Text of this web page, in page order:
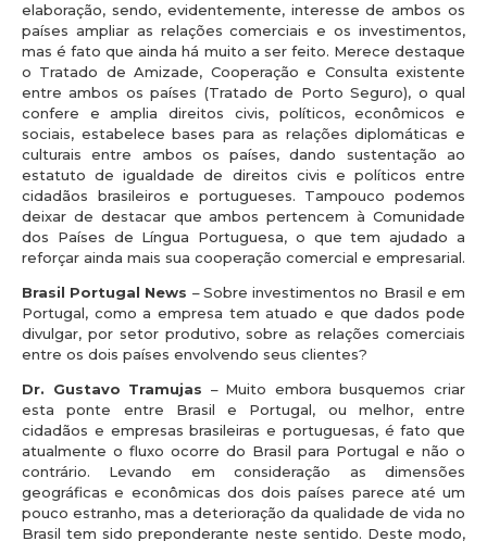
elaboração, sendo, evidentemente, interesse de ambos os
países ampliar as relações comerciais e os investimentos,
mas é fato que ainda há muito a ser feito. Merece destaque
o Tratado de Amizade, Cooperação e Consulta existente
entre ambos os países (Tratado de Porto Seguro), o qual
confere e amplia direitos civis, políticos, econômicos e
sociais, estabelece bases para as relações diplomáticas e
culturais entre ambos os países, dando sustentação ao
estatuto de igualdade de direitos civis e políticos entre
cidadãos brasileiros e portugueses. Tampouco podemos
deixar de destacar que ambos pertencem à Comunidade
dos Países de Língua Portuguesa, o que tem ajudado a
reforçar ainda mais sua cooperação comercial e empresarial.
Brasil Portugal News – Sobre investimentos no Brasil e em
Portugal, como a empresa tem atuado e que dados pode
divulgar, por setor produtivo, sobre as relações comerciais
entre os dois países envolvendo seus clientes?
Dr. Gustavo Tramujas – Muito embora busquemos criar
esta ponte entre Brasil e Portugal, ou melhor, entre
cidadãos e empresas brasileiras e portuguesas, é fato que
atualmente o fluxo ocorre do Brasil para Portugal e não o
contrário. Levando em consideração as dimensões
geográficas e econômicas dos dois países parece até um
pouco estranho, mas a deterioração da qualidade de vida no
Brasil tem sido preponderante neste sentido. Deste modo,